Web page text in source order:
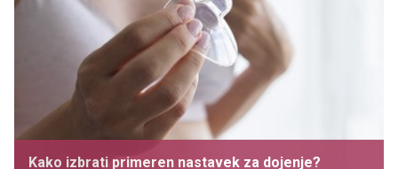
Kako izbrati primeren nastavek za dojenje?